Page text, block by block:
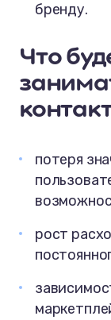
бренду.
Что
потеря
рост